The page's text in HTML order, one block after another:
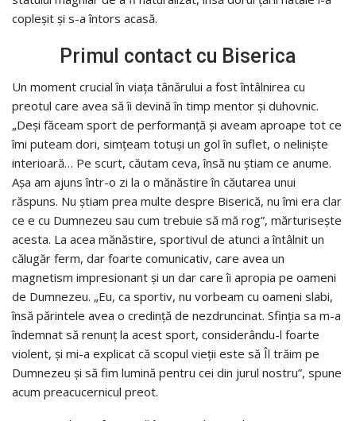
copleșit și s-a întors acasă.
Primul contact cu Biserica
Un moment crucial în viața tânărului a fost întâlnirea cu
preotul care avea să îi devină în timp mentor și duhovnic.
„Deși făceam sport de performanță și aveam aproape tot ce
îmi puteam dori, simțeam totuși un gol în suflet, o neliniște
interioară… Pe scurt, căutam ceva, însă nu știam ce anume.
Așa am ajuns într-o zi la o mănăstire în căutarea unui
răspuns. Nu știam prea multe despre Biserică, nu îmi era clar
ce e cu Dumnezeu sau cum trebuie să mă rog”, mărturisește
acesta. La acea mănăstire, sportivul de atunci a întâlnit un
călugăr ferm, dar foarte comunicativ, care avea un
magnetism impresionant și un dar care îi apropia pe oameni
de Dumnezeu. „Eu, ca sportiv, nu vorbeam cu oameni slabi,
însă părintele avea o credință de nezdruncinat. Sfinția sa m-a
îndemnat să renunț la acest sport, considerându-l foarte
violent, și mi-a explicat că scopul vieții este să Îl trăim pe
Dumnezeu și să fim lumină pentru cei din jurul nostru”, spune
acum preacucernicul preot.